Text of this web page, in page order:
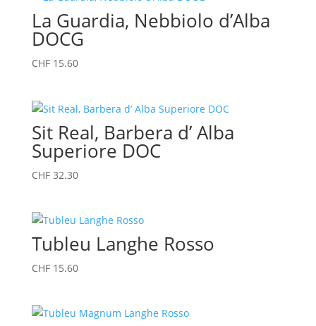
La Guardia, Nebbiolo d’Alba
DOCG
CHF15.60
Sit Real, Barbera d’ Alba
Superiore DOC
CHF32.30
Tubleu Langhe Rosso
CHF15.60